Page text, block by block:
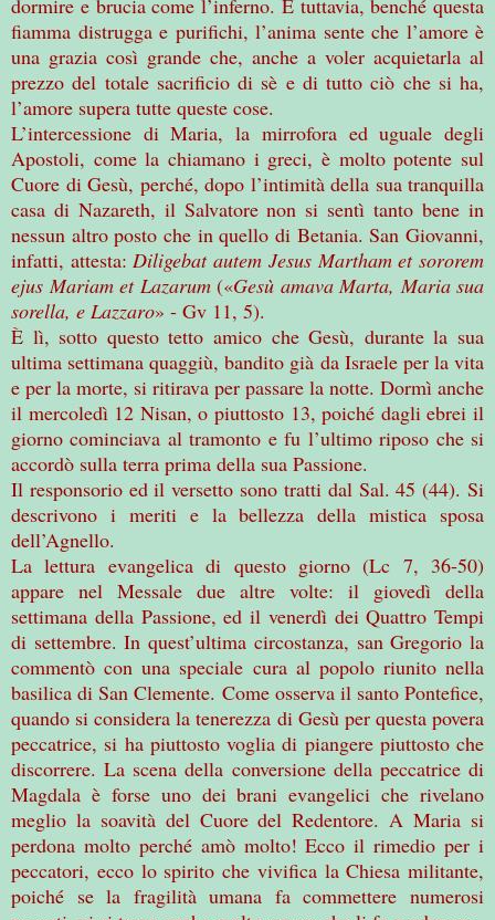
fiamma distrugga e purifichi, l’anima sente che l’amore è
una grazia così grande che, anche a voler acquietarla al
prezzo del totale sacrificio di sè e di tutto ciò che si ha,
l’amore supera tutte queste cose.
L’intercessione di Maria, la mirrofora ed uguale degli
Apostoli, come la chiamano i greci, è molto potente sul
Cuore di Gesù, perché, dopo l’intimità della sua tranquilla
casa di Nazareth, il Salvatore non si sentì tanto bene in
nessun altro posto che in quello di Betania. San Giovanni,
infatti, attesta: Diligebat autem Jesus Martham et sororem
ejus Mariam et Lazarum(«Gesù amava Marta, Maria sua
sorella, e Lazzaro» - Gv 11, 5).
È lì, sotto questo tetto amico che Gesù, durante la sua
ultima settimana quaggiù, bandito già da Israele per la vita
e per la morte, si ritirava per passare la notte. Dormì anche
il mercoledì 12 Nisan, o piuttosto 13, poiché dagli ebrei il
giorno cominciava al tramonto e fu l’ultimo riposo che si
accordò sulla terra prima della sua Passione.
Il responsorio ed il versetto sono tratti dal Sal. 45 (44). Si
descrivono i meriti e la bellezza della mistica sposa
dell’Agnello.
La lettura evangelica di questo giorno (Lc 7, 36-50)
appare nel Messale due altre volte: il giovedì della
settimana della Passione, ed il venerdì dei Quattro Tempi
di settembre. In quest’ultima circostanza, san Gregorio la
commentò con una speciale cura al popolo riunito nella
basilica di San Clemente. Come osserva il santo Pontefice,
quando si considera la tenerezza di Gesù per questa povera
peccatrice, si ha piuttosto voglia di piangere piuttosto che
discorrere. La scena della conversione della peccatrice di
Magdala è forse uno dei brani evangelici che rivelano
meglio la soavità del Cuore del Redentore. A Maria si
perdona molto perché amò molto! Ecco il rimedio per i
peccatori, ecco lo spirito che vivifica la Chiesa militante,
poiché se la fragilità umana fa commettere numerosi